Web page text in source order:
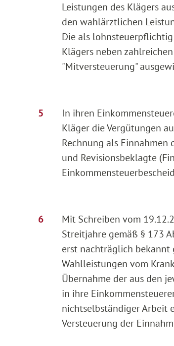
Leistungen des Klägers
den wahlärztlichen
Die als
Klägers neben
"Mitversteuerung"
In ihren
Kläger die Vergütungen
Rechnung als Einnahmen
und Revisionsbeklagte
Mit Schreiben vom
Streitjahre gemäß § 173
erst nachträglich bekannt
Wahlleistungen vom
Übernahme der aus den
in ihre
nichtselbständiger Arbeit
Versteuerung der